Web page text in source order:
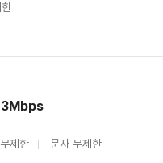
3Mbps
제한 문자 무제한